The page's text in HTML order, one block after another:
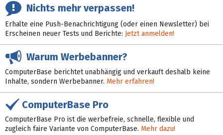
Nichts mehr verpassen!
Erhalte eine Push-Benachrichtigung (oder einen Newsletter) bei
Erscheinen neuer Tests und Berichte: Jetzt anmelden!
Warum Werbebanner?
ComputerBase berichtet unabhängig und verkauft deshalb keine
Inhalte, sondern Werbebanner. Mehr erfahren!
ComputerBase Pro
ComputerBase Pro ist die werbefreie, schnelle, flexible und
zugleich faire Variante von ComputerBase. Mehr dazu!